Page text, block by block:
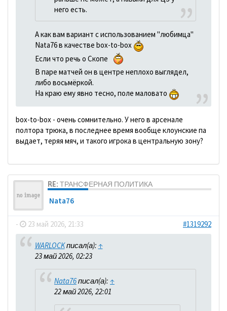
него есть.
А как вам вариант с использованием "любимца"
Nata76 в качестве box-to-box
Если что речь о Скопе
В паре матчей он в центре неплохо выглядел,
либо восьмёркой.
На краю ему явно тесно, поле маловато
box-to-box - очень сомнительно. У него в арсенале
полтора трюка, в последнее время вообще клоунские па
выдает, теряя мяч, и такого игрока в центральную зону?
RE: ТРАНСФЕРНАЯ ПОЛИТИКА
Nata76
- 23 май 2026, 21:33 #1319292
WARLOCKписал(а): ↑
23 май 2026, 02:23
Nata76писал(а): ↑
22 май 2026, 22:01